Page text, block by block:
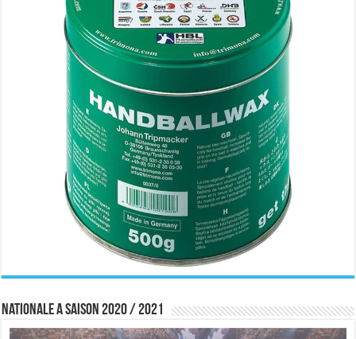
Nationale A saison 2020 / 2021